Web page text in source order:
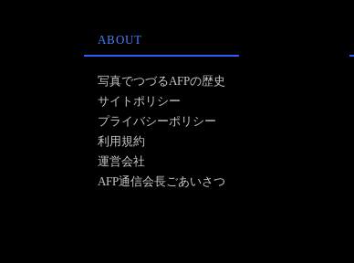
ABOUT
写真でつづるAFPの歴史
サイトポリシー
プライバシーポリシー
利用規約
運営会社
AFP通信会長ごあいさつ